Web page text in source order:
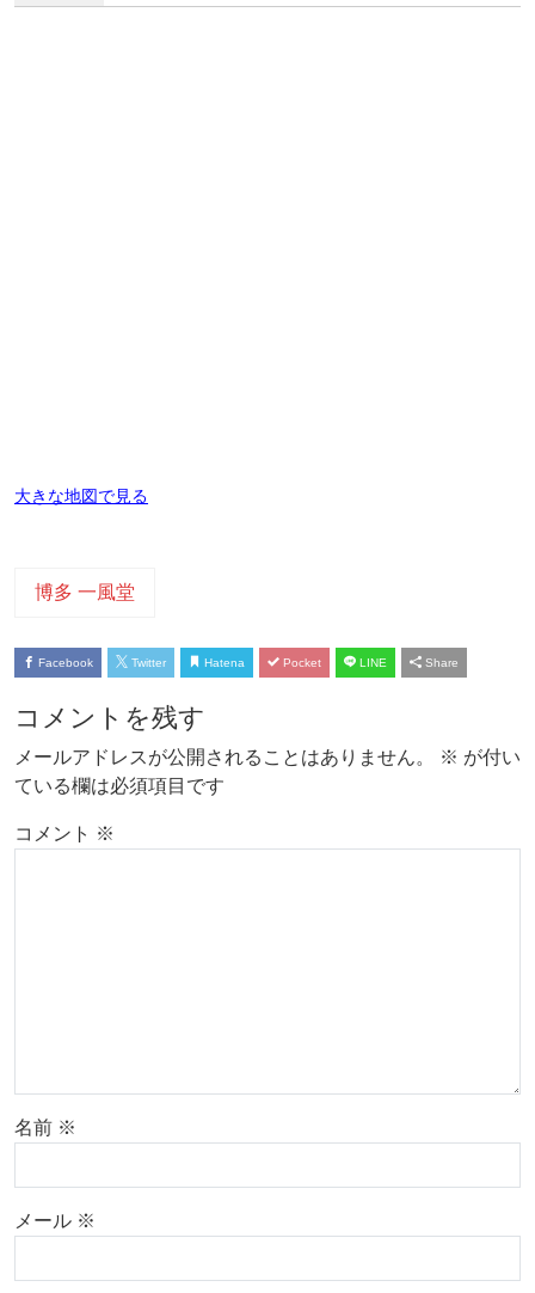
大きな地図で見る
博多 一風堂
Facebook Twitter Hatena Pocket LINE Share
コメントを残す
メールアドレスが公開されることはありません。 ※ が付い
ている欄は必須項目です
コメント ※
名前 ※
メール ※